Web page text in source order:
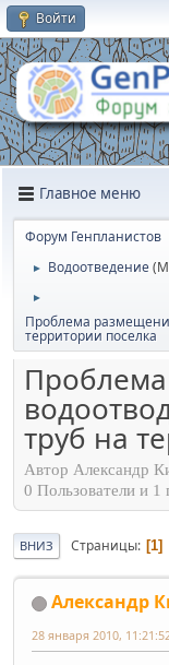
Войти
Главное меню
Форум Генпланистов
► Водоотведение
►
Проблема
территории поселка
труб на
Автор Александр
0 Пользователи и 1
ВНИЗ Страницы 1
Александр
28 января 2010,